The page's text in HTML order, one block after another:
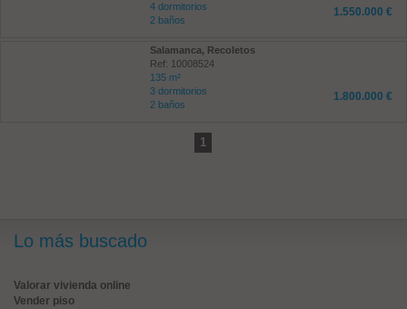
4 dormitorios
2 baños
1.550.000 €
Salamanca, Recoletos
Ref: 10008524
135 m²
3 dormitorios
2 baños
1.800.000 €
1
Lo más buscado
Valorar vivienda online
Vender piso